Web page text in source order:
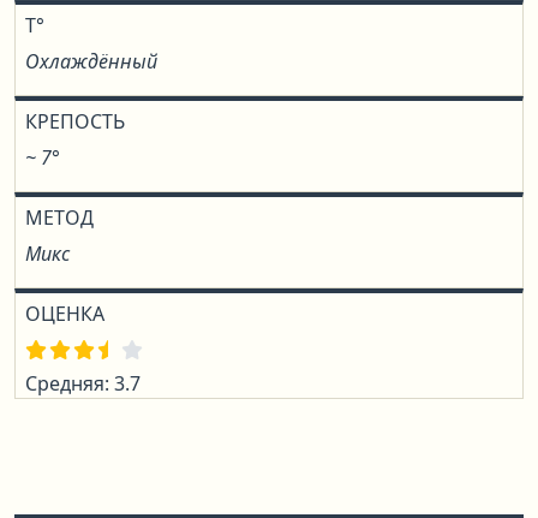
T°
Охлаждённый
КРЕПОСТЬ
~ 7°
МЕТОД
Микс
ОЦЕНКА
Средняя: 3.7